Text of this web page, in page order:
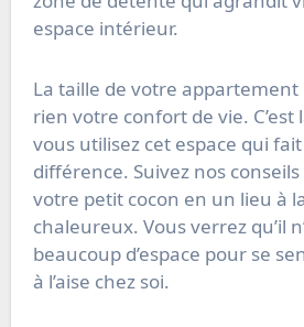
espace intérieur.
La taille de votre
rien votre confort de vie.
vous utilisez cet espace qui
différence. Suivez nos
votre petit cocon en un lieu à
chaleureux. Vous verrez qu’il
beaucoup d’espace pour se
à l’aise chez soi.